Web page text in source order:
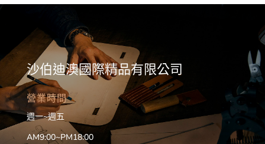
沙伯迪澳國際精品有限公司
營業時間
週一~週五
AM9:00~PM18:00